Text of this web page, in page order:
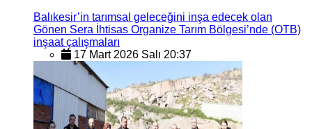
Balıkesir’in tarımsal geleceğini inşa edecek olan
Gönen Sera İhtisas Organize Tarım Bölgesi’nde (OTB)
inşaat çalışmaları
17 Mart 2026 Salı 20:37